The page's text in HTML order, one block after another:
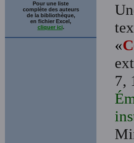
Pour une liste
complète des auteurs
de la bibliothèque,
en fichier Excel,
cliquer ici.
«
7,